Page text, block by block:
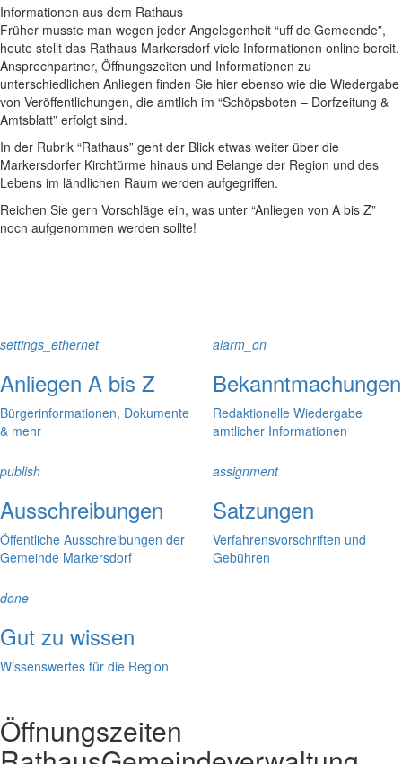
Informationen aus dem Rathaus
Früher musste man wegen jeder Angelegenheit “uff de Gemeende”,
heute stellt das Rathaus Markersdorf viele Informationen online bereit.
Ansprechpartner, Öffnungszeiten und Informationen zu
unterschiedlichen Anliegen finden Sie hier ebenso wie die Wiedergabe
von Veröffentlichungen, die amtlich im “Schöpsboten – Dorfzeitung &
Amtsblatt” erfolgt sind.
In der Rubrik “Rathaus” geht der Blick etwas weiter über die
Markersdorfer Kirchtürme hinaus und Belange der Region und des
Lebens im ländlichen Raum werden aufgegriffen.
Reichen Sie gern Vorschläge ein, was unter “Anliegen von A bis Z”
noch aufgenommen werden sollte!
settings_ethernet
Anliegen A bis Z
Bürgerinformationen, Dokumente
& mehr
alarm_on
Bekanntmachungen
Redaktionelle Wiedergabe
amtlicher Informationen
publish
Ausschreibungen
Öffentliche Ausschreibungen der
Gemeinde Markersdorf
assignment
Satzungen
Verfahrensvorschriften und
Gebühren
done
Gut zu wissen
Wissenswertes für die Region
Öffnungszeiten